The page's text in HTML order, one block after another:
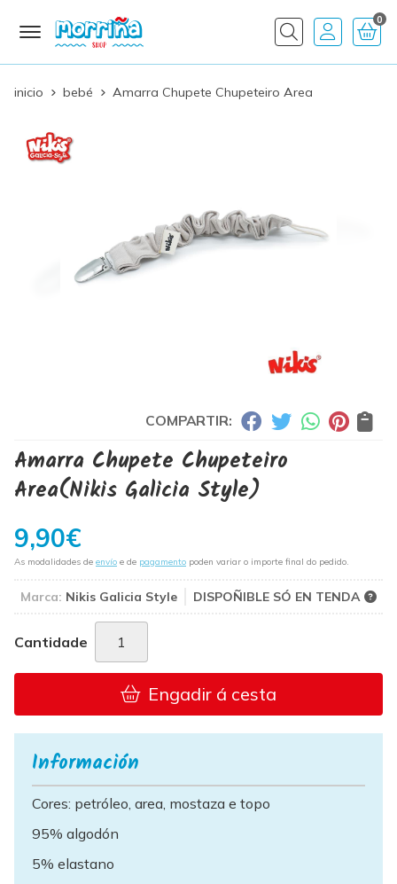
Buscar
0
inicio bebé Amarra Chupete Chupeteiro Area
COMPARTIR:
Amarra Chupete Chupeteiro
Area(Nikis Galicia Style)
9,90€
As modalidades de envío e de pagamento poden variar o importe final do pedido.
Marca: Nikis Galicia Style DISPOÑIBLE SÓ EN TENDA
Cantidade
Engadir á cesta
Información
Cores: petróleo, area, mostaza e topo
95% algodón
5% elastano